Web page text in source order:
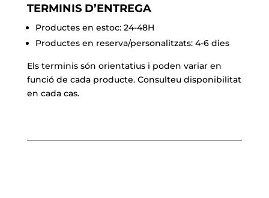
TERMINIS D’ENTREGA
Productes en estoc: 24-48H
Productes en reserva/personalitzats: 4-6 dies
Els terminis són orientatius i poden variar en
funció de cada producte. Consulteu disponibilitat
en cada cas.